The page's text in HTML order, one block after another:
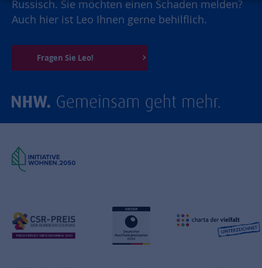
Russisch. Sie möchten einen Schaden melden?
Auch hier ist Leo Ihnen gerne behilflich.
Fragen Sie Leo!